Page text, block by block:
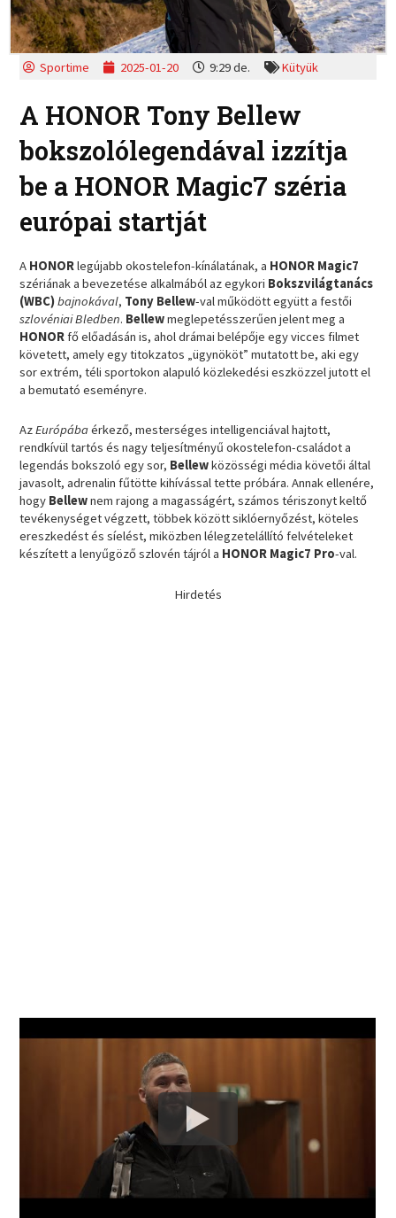
Sportime 2025-01-20 9:29 de. Kütyük
A HONOR Tony Bellew
bokszolólegendával izzítja
be a HONOR Magic7 széria
európai startját
A HONORlegújabb okostelefon-kínálatának, a HONOR Magic7
szériának a bevezetése alkalmából az egykori Bokszvilágtanács
(WBC)bajnokával, Tony Bellew-val működött együtt a festői
szlovéniai Bledben. Bellewmeglepetésszerűen jelent meg a
HONORfő előadásán is, ahol drámai belépője egy vicces filmet
követett, amely egy titokzatos „ügynököt” mutatott be, aki egy
sor extrém, téli sportokon alapuló közlekedési eszközzel jutott el
a bemutató eseményre.
AzEurópábaérkező, mesterséges intelligenciával hajtott,
rendkívül tartós és nagy teljesítményű okostelefon-családot a
legendás bokszoló egy sor, Bellewközösségi média követői által
javasolt, adrenalin fűtötte kihívással tette próbára. Annak ellenére,
hogy Bellewnem rajong a magasságért, számos tériszonyt keltő
tevékenységet végzett, többek között siklóernyőzést, köteles
ereszkedést és síelést, miközben lélegzetelállító felvételeket
készített a lenyűgöző szlovén tájról a HONOR Magic7 Pro-val.
Hirdetés